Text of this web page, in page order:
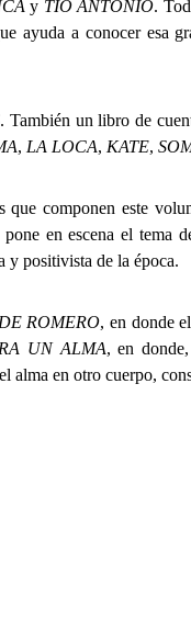
y TÍO ANTONIO.
ayuda a conocer esa
. También un libro de
, LA LOCA, KATE,
componen este
en escena el
y positivista de la época.
ROMERO, en donde
UN ALMA, en
alma en otro cuerpo,